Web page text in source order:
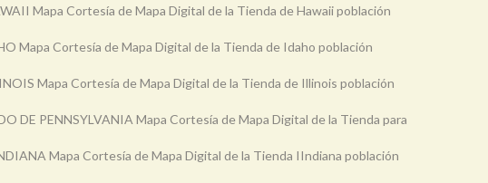
Mapa Cortesía de Mapa Digital de la Tienda de Hawaii población
Mapa Cortesía de Mapa Digital de la Tienda de Idaho población
Mapa Cortesía de Mapa Digital de la Tienda de Illinois población
DE PENNSYLVANIA Mapa Cortesía de Mapa Digital de la Tienda para
Mapa Cortesía de Mapa Digital de la Tienda IIndiana población